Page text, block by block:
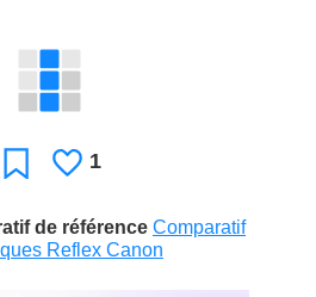
Favori J'aime
1
de référence Comparatif
Reflex Canon